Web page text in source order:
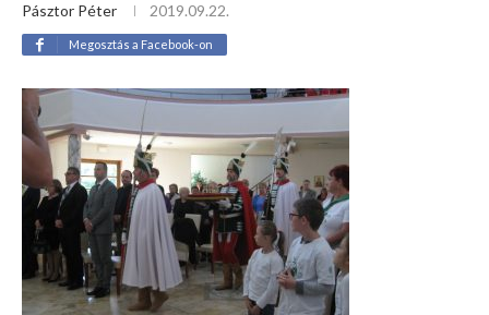
Pásztor Péter 2019.09.22.
Megosztás a Facebook-on